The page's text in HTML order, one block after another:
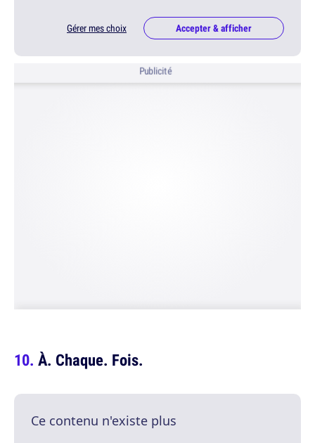
Gérer mes choix Accepter & afficher
Publicité
À. Chaque. Fois.
Ce contenu n'existe plus